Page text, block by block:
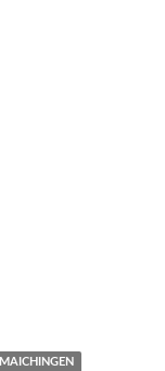
MAICHINGEN